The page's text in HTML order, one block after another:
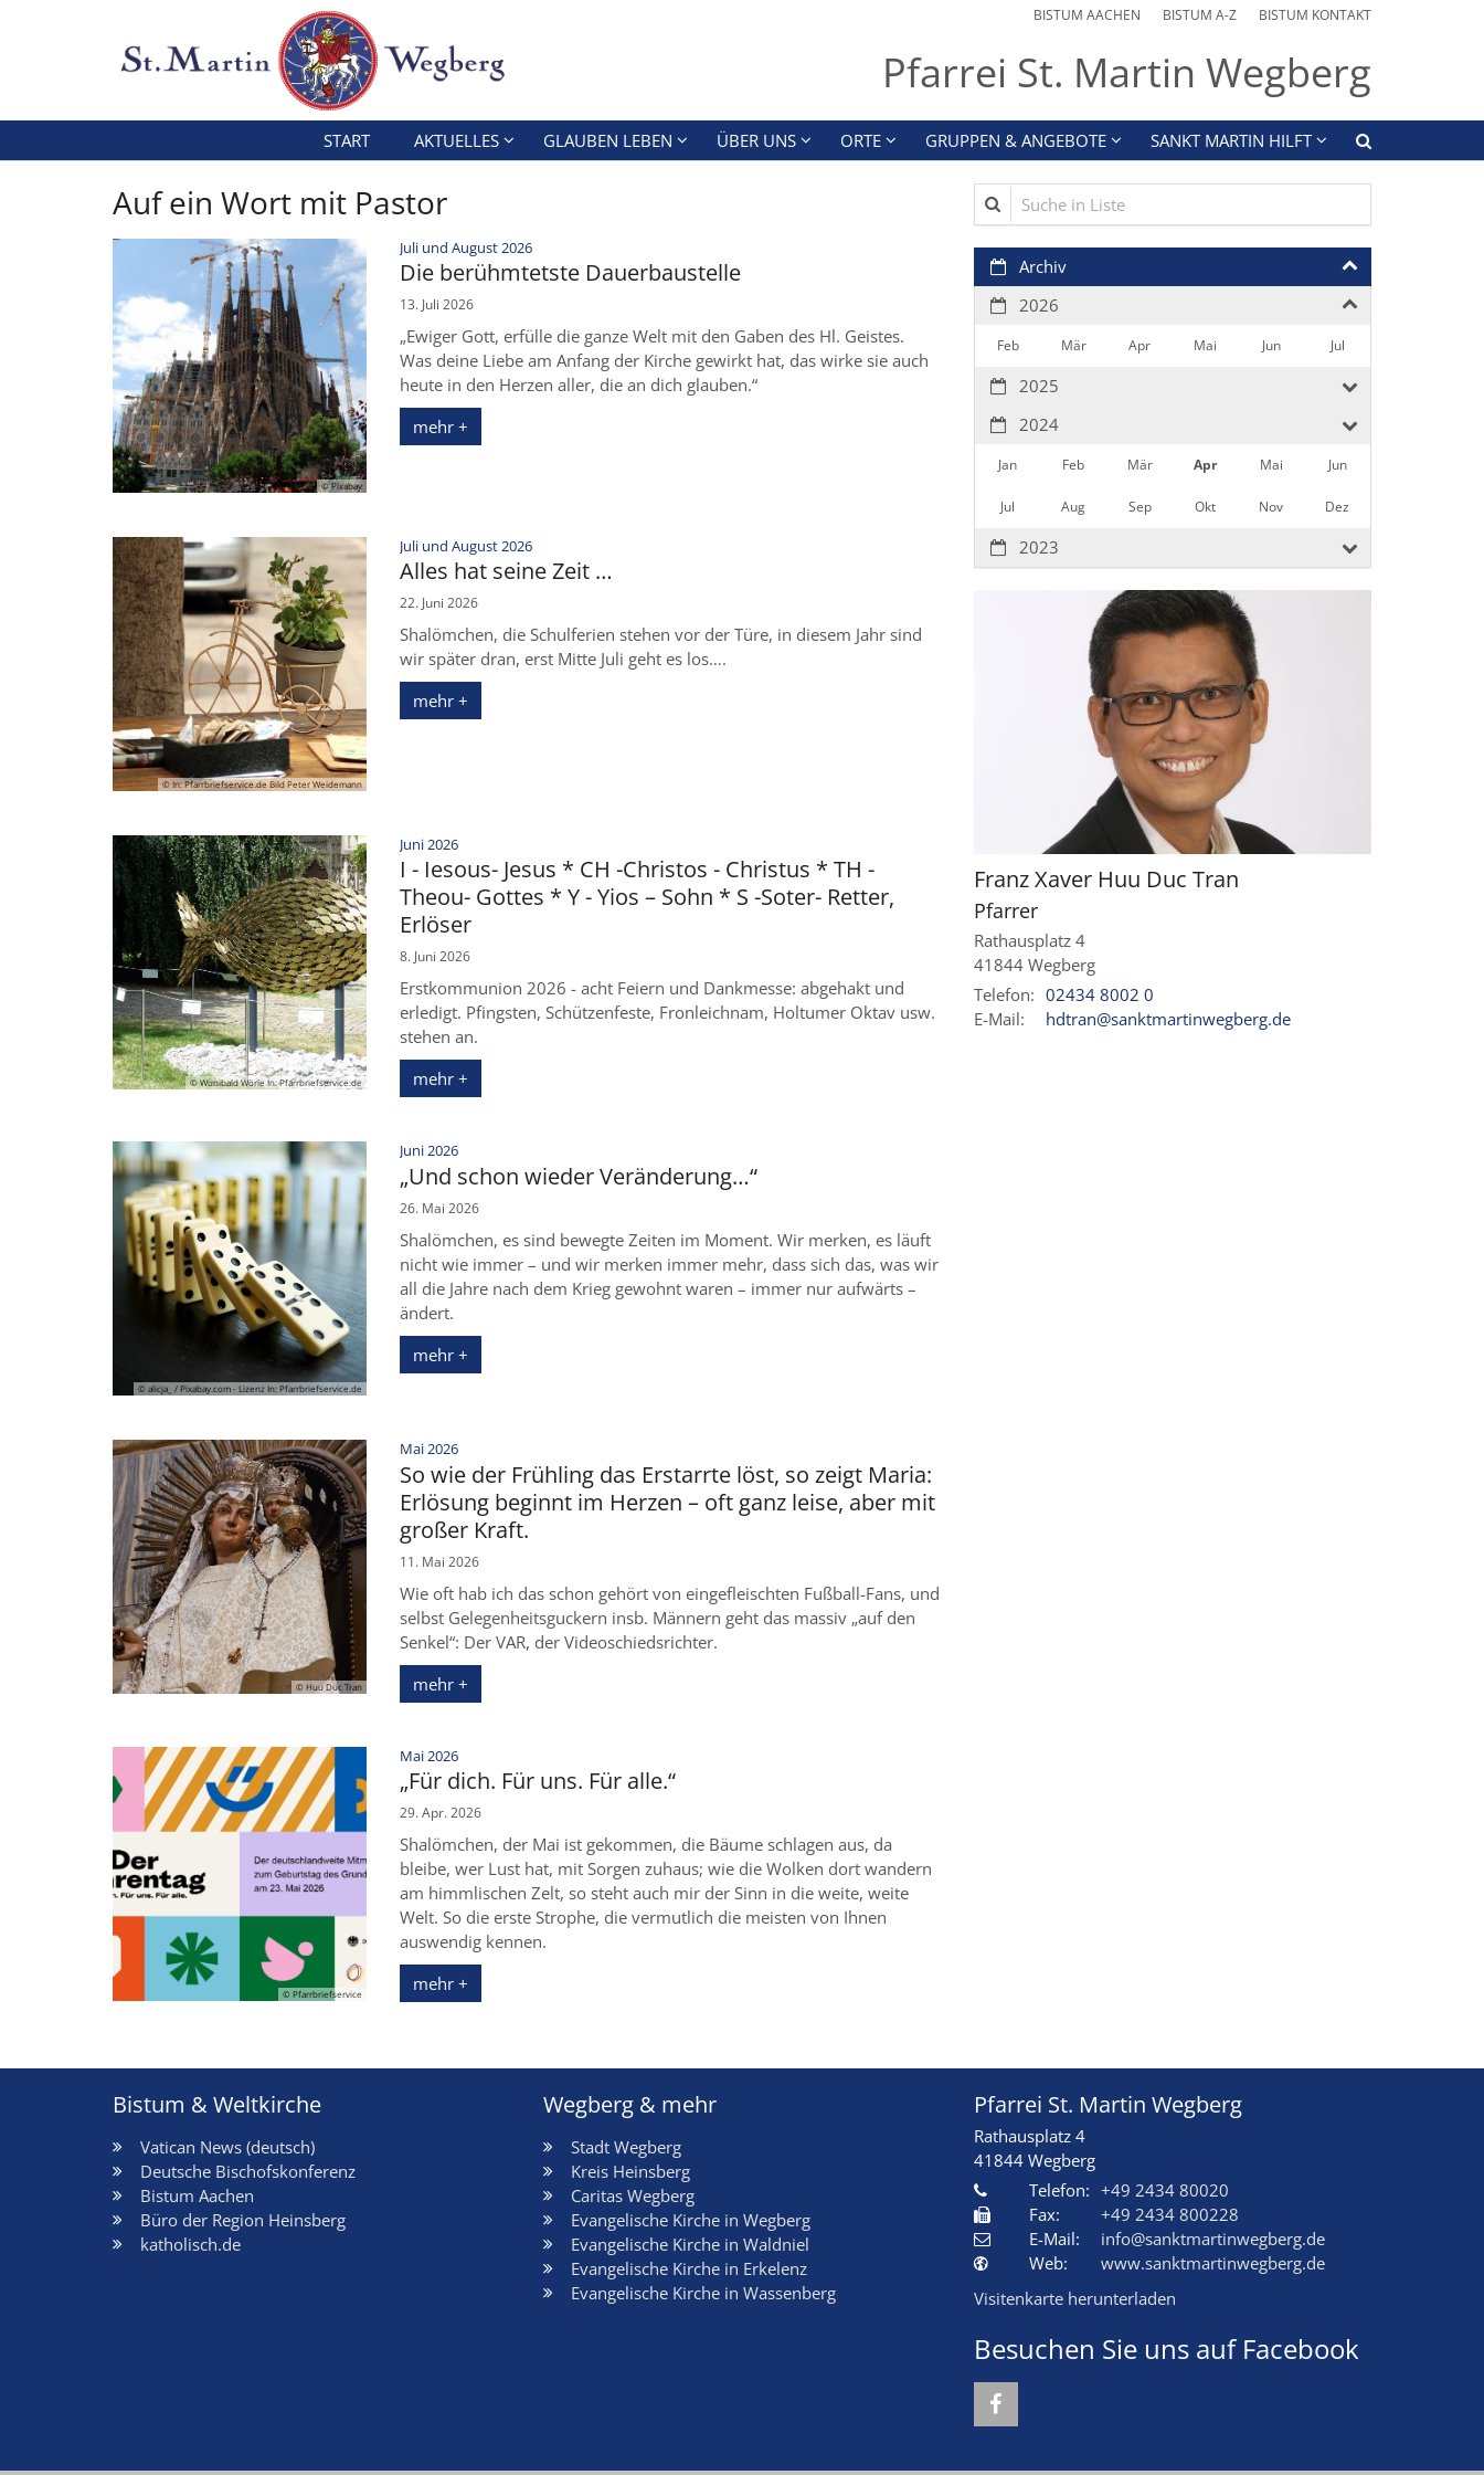
BISTUM AACHEN BISTUM A-Z BISTUM KONTAKT
Pfarrei St. Martin Wegberg
START AKTUELLES GLAUBEN LEBEN ÜBER UNS ORTE GRUPPEN & ANGEBOTE SANKT MARTIN HILFT
Auf ein Wort mit Pastor
© Pixabay
Juli und August 2026:
Die berühmtetste Dauerbaustelle
13. Juli 2026
„Ewiger Gott, erfülle die ganze Welt mit den Gaben des Hl. Geistes.
Was deine Liebe am Anfang der Kirche gewirkt hat, das wirke sie auch
heute in den Herzen aller, die an dich glauben.“
mehr +
© In: Pfarrbriefservice.de Bild Peter Weidemann
Juli und August 2026:
Alles hat seine Zeit …
22. Juni 2026
Shalömchen, die Schulferien stehen vor der Türe, in diesem Jahr sind
wir später dran, erst Mitte Juli geht es los….
mehr +
© Wunibald Wörle In: Pfarrbriefservice.de
Juni 2026:
I - Iesous- Jesus * CH -Christos - Christus * TH -
Theou- Gottes * Y - Yios – Sohn * S -Soter- Retter,
Erlöser
8. Juni 2026
Erstkommunion 2026 - acht Feiern und Dankmesse: abgehakt und
erledigt. Pfingsten, Schützenfeste, Fronleichnam, Holtumer Oktav usw.
stehen an.
mehr +
© alicja_ / Pixabay.com - Lizenz In: Pfarrbriefservice.de
Juni 2026:
„Und schon wieder Veränderung…“
26. Mai 2026
Shalömchen, es sind bewegte Zeiten im Moment. Wir merken, es läuft
nicht wie immer – und wir merken immer mehr, dass sich das, was wir
all die Jahre nach dem Krieg gewohnt waren – immer nur aufwärts –
ändert.
mehr +
© Huu Duc Tran
Mai 2026:
So wie der Frühling das Erstarrte löst, so zeigt Maria:
Erlösung beginnt im Herzen – oft ganz leise, aber mit
großer Kraft.
11. Mai 2026
Wie oft hab ich das schon gehört von eingefleischten Fußball-Fans, und
selbst Gelegenheitsguckern insb. Männern geht das massiv „auf den
Senkel“: Der VAR, der Videoschiedsrichter.
mehr +
© Pfarrbriefservice
Mai 2026:
„Für dich. Für uns. Für alle.“
29. Apr. 2026
Shalömchen, der Mai ist gekommen, die Bäume schlagen aus, da
bleibe, wer Lust hat, mit Sorgen zuhaus; wie die Wolken dort wandern
am himmlischen Zelt, so steht auch mir der Sinn in die weite, weite
Welt. So die erste Strophe, die vermutlich die meisten von Ihnen
auswendig kennen.
mehr +
Suche in Liste
Archiv
2026
Feb Mär Apr Mai Jun Jul
2025
2024
Jan Feb Mär Apr Mai Jun
Jul Aug Sep Okt Nov Dez
2023
Franz Xaver Huu Duc Tran
Pfarrer
Rathausplatz 4
41844 Wegberg
Telefon: 02434 8002 0
E-Mail:
hdtran@sanktmartinwegberg.de
Bistum & Weltkirche
Vatican News (deutsch)
Deutsche Bischofskonferenz
Bistum Aachen
Büro der Region Heinsberg
katholisch.de
Wegberg & mehr
Stadt Wegberg
Kreis Heinsberg
Caritas Wegberg
Evangelische Kirche in Wegberg
Evangelische Kirche in Waldniel
Evangelische Kirche in Erkelenz
Evangelische Kirche in Wassenberg
Pfarrei St. Martin Wegberg
Rathausplatz 4
41844 Wegberg
Telefon: +49 2434 80020
Fax:
+49 2434 800228
E-Mail:
info@sanktmartinwegberg.de
Web:
www.sanktmartinwegberg.de
Visitenkarte herunterladen
Besuchen Sie uns auf Facebook